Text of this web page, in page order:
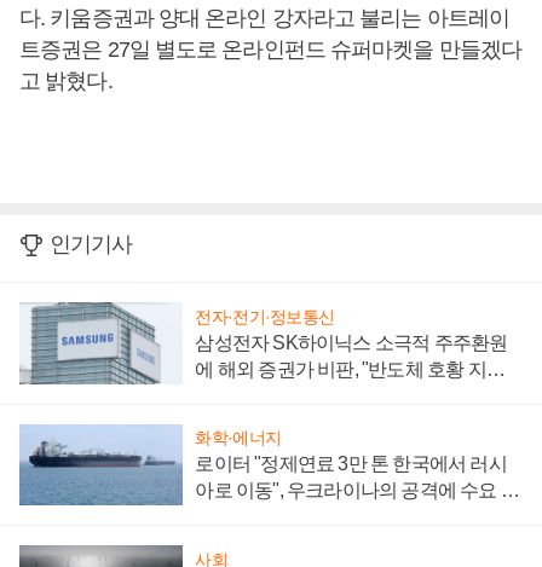
다. 키움증권과 양대 온라인 강자라고 불리는 아트레이
트증권은 27일 별도로 온라인펀드 슈퍼마켓을 만들겠다
고 밝혔다.
인기기사
전자·전기·정보통신
삼성전자 SK하이닉스 소극적 주주환원
에 해외 증권가 비판, "반도체 호황 지속
화학·에너지
로이터 "정제연료 3만 톤 한국에서 러시
아로 이동", 우크라이나의 공격에 수요 늘
사회